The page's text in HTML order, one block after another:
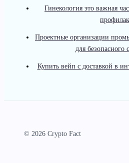
Гинекология это важная
Проектные организации
для безопасного
Купить вейп с доставкой в
© 2026 Crypto Fact